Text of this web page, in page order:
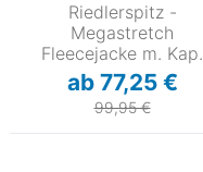
Riedlerspitz -
Megastretch
Fleecejacke m. Kap.
ab 77,25 €
99,95 €